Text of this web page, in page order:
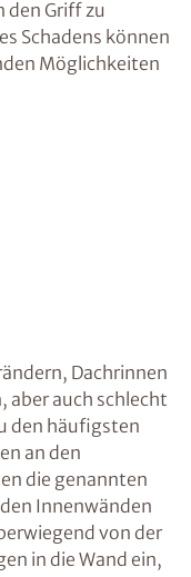
ist von
geht,
zu
langfristig
mehrere